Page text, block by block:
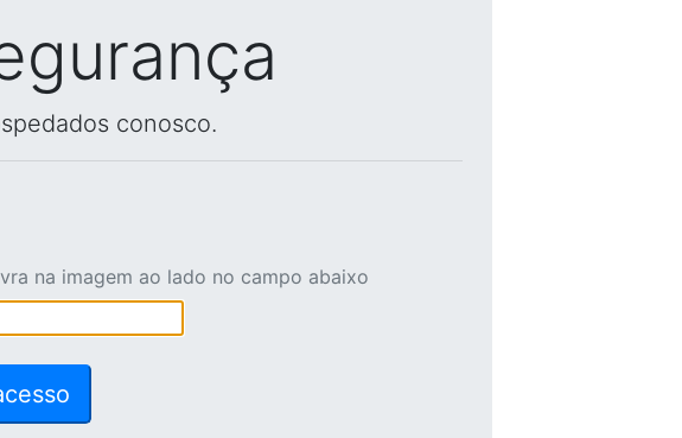
conosco.
na imagem ao lado no campo abaixo